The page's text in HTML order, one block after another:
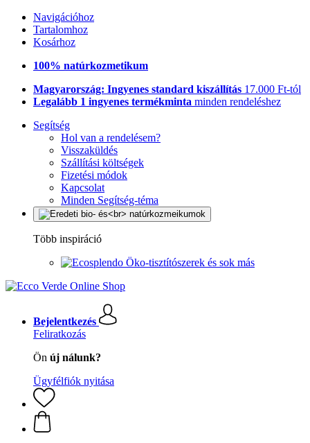
Navigációhoz
Tartalomhoz
Kosárhoz
100% natúrkozmetikum
Magyarország: Ingyenes standard kiszállítás 17.000 Ft-tól
Legalább 1 ingyenes termékminta minden rendeléshez
Segítség
Hol van a rendelésem?
Visszaküldés
Szállítási költségek
Fizetési módok
Kapcsolat
Minden Segítség-téma
Több inspiráció
Öko-tisztítószerek és sok más
Bejelentkezés
Feliratkozás
Ön új nálunk?
Ügyfélfiók nyitása